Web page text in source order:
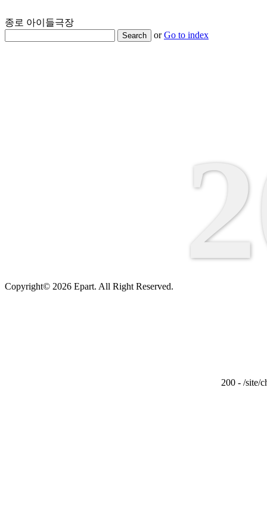
종로 아이들극장
Search orGo to index
200 - /site/
Copyright© 2026 Epart. All Right Reserved.